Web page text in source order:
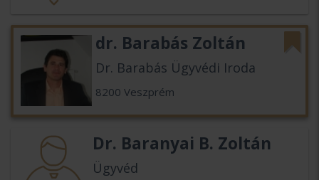
dr. Barabás Zoltán
Dr. Barabás Ügyvédi Iroda
8200 Veszprém
Dr. Baranyai B. Zoltán
Ügyvéd